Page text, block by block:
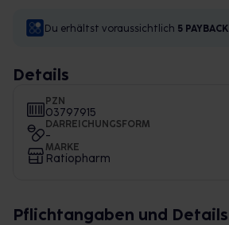
Du erhältst voraussichtlich 5 PAYBACK
Details
PZN
03797915
DARREICHUNGSFORM
-
MARKE
Ratiopharm
Pflichtangaben und Details